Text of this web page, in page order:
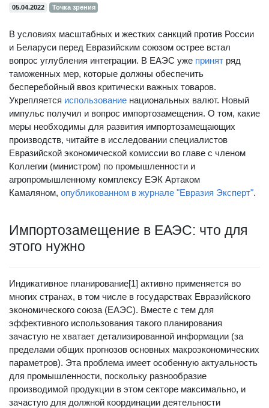
05.04.2022 Точка зрения
В условиях масштабных и жестких санкций против России
и Беларуси перед Евразийским союзом острее встал
вопрос углубления интеграции. В ЕАЭС уже принят ряд
таможенных мер, которые должны обеспечить
бесперебойный ввоз критически важных товаров.
Укрепляется использование национальных валют. Новый
импульс получил и вопрос импортозамещения. О том, какие
меры необходимы для развития импортозамещающих
производств, читайте в исследовании специалистов
Евразийской экономической комиссии во главе с членом
Коллегии (министром) по промышленности и
агропромышленному комплексу ЕЭК Артаком
Камаляном, опубликованном в журнале "Евразия Эксперт".
Импортозамещение в ЕАЭС: что для
этого нужно
Индикативное планирование[1] активно применяется во
многих странах, в том числе в государствах Евразийского
экономического союза (ЕАЭС). Вместе с тем для
эффективного использования такого планирования
зачастую не хватает детализированной информации (за
пределами общих прогнозов основных макроэкономических
параметров). Эта проблема имеет особенную актуальность
для промышленности, поскольку разнообразие
производимой продукции в этом секторе максимально, и
зачастую для должной координации деятельности